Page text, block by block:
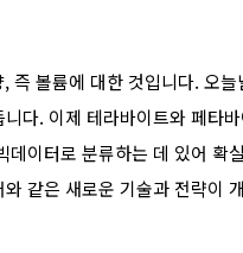
즉 볼륨에 대한 것입니다. 오
다. 이제 테라바이트와 페타
데이터로 분류하는 데 있어 확
같은 새로운 기술과 전략이